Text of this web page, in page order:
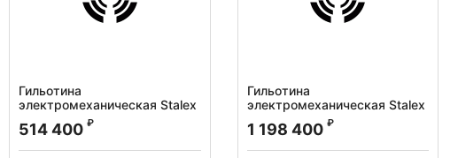
Гильотина
электромеханическая Stalex
Q11-3x1250
Артикул: 386101
514 400 ₽
Гильотина
электромеханическая Stalex
Q11-4x2550NC
Артикул: 386105
1 198 400 ₽